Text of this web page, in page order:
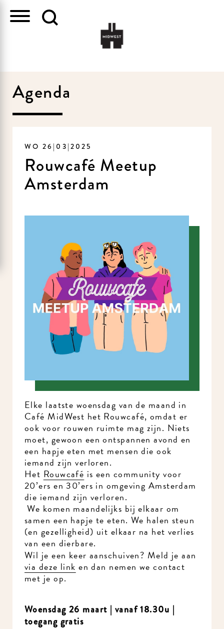
Agenda
WO 26|03|2025
Rouwcafé Meetup
Amsterdam
Elke laatste woensdag van de maand in
Café MidWest het Rouwcafé, omdat er
ook voor rouwen ruimte mag zijn. Niets
moet, gewoon een ontspannen avond en
een hapje eten met mensen die ook
iemand zijn verloren.
Het Rouwcafé is een community voor
20’ers en 30’ers in omgeving Amsterdam
die iemand zijn verloren.
We komen maandelijks bij elkaar om
samen een hapje te eten. We halen steun
(en gezelligheid) uit elkaar na het verlies
van een dierbare.
Wil je een keer aanschuiven? Meld je aan
via deze link en dan nemen we contact
met je op.
Woensdag 26 maart | vanaf 18.30u |
toegang gratis